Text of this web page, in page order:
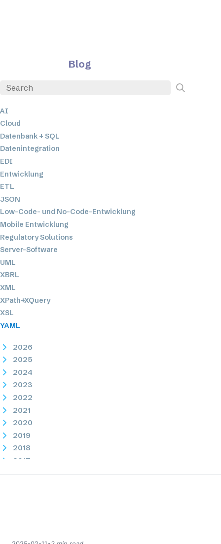
Blog
AI
Cloud
Datenbank + SQL
Datenintegration
EDI
Entwicklung
ETL
JSON
Low-Code- und No-Code-Entwicklung
Mobile Entwicklung
Regulatory Solutions
Server-Software
UML
XBRL
XML
XPath+XQuery
XSL
YAML
2026
2025
2024
2023
2022
2021
2020
2019
2018
2017
2016